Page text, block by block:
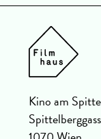
Kino am